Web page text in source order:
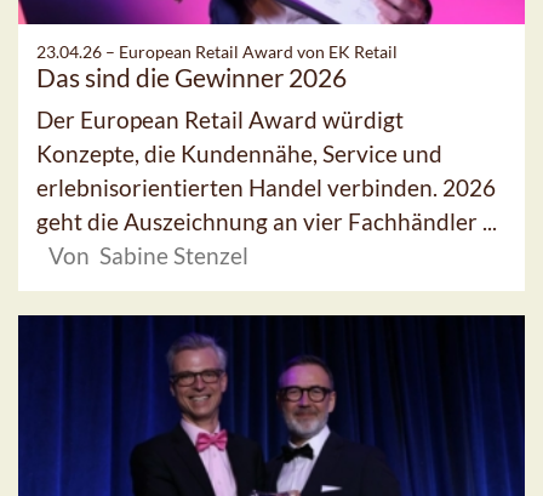
23.04.26 – European Retail Award von EK Retail
Das sind die Gewinner 2026
Der European Retail Award würdigt
Konzepte, die Kundennähe, Service und
erlebnisorientierten Handel verbinden. 2026
geht die Auszeichnung an vier Fachhändler ...
Von Sabine Stenzel